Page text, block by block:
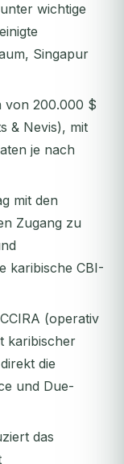
wichtige
Singapur
von 200.000 $
& Nevis), mit
je nach
mit den
Zugang zu
karibische CBI-
(operativ
karibischer
die
und Due-
das